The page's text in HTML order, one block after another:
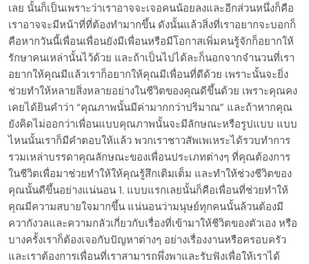
เลย นั้นก็เป็นเพราะว่าเราอาจจะเจอคนน้อยลงและอีกส่วนหนึ่งก็คือ
เราอาจจะมีหน้าที่ที่ต้องทำมากขึ้น ดังนั้นแล้วสิ่งที่เราอยากจะบอกก็
คือหากวันนี้เพื่อนเพื่อนยังมีเพื่อนหรือมีโอกาสเพิ่มคนรู้จักก็อยากให้
รักษาคนเหล่านั้นไว้ด้วย และถ้าเป็นไปได้ละก็นอกจากจำนวนที่เรา
อยากให้คุณมีแล้วเราก็อยากให้คุณมีเพื่อนที่ดีด้วย เพราะนั้นจะยิ่ง
ช่วยทำให้หลายสิ่งหลายอย่างในชีวิตของคุณดีขึ้นด้วย เพราะคุณคง
เคยได้ยินคำว่า “คุณภาพนั้นมีค่ามากกว่าปริมาณ” และถ้าหากคุณ
ยังคิดไม่ออกว่าเพื่อนแบบคุณภาพนั้นจะมีลักษณะหรือรูปแบบ แบบ
ไหนนั้นเราก็มีคำตอบให้แล้ว พวกเราชาวสัพเพเหระได้รวบทำการ
รวมเหล่าบรรดาคุณลักษณะของเพื่อนประเภทต่างๆ ที่คุณต้องการ
ในชีวิตเพื่อมาช่วยทำให้ให้คุณรู้สึกเติมเต็ม และทำให้ช่วงชีวิตของ
คุณนั้นดีขึ้นอย่างแน่นอน 1. แบบแรกเลยนั้นก็คือเพื่อนที่ช่วยทำให้
คุณมีความสบายใจมากขึ้น แน่นอนว่ามนุษย์ทุกคนนั้นล้วนต้องมี
ควากังวลและความกลัวเกี่ยวกับเรื่องที่เข้ามาให้ชีวิตของตัวเอง หรือ
บางครั้งเราก็ต้องเจอกับปัญหาต่างๆ อย่างเรื่องงานหรือครอบครัว
และเราต้องการเพื่อนที่เราสามารถพึ่งพาและรับฟังเพื่อให้เราได้